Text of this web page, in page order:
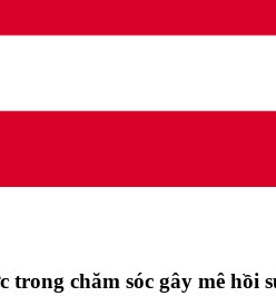
chăm sóc gây mê hồi